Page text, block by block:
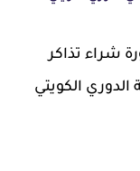
شراء تذاكر
الدوري الكويتي